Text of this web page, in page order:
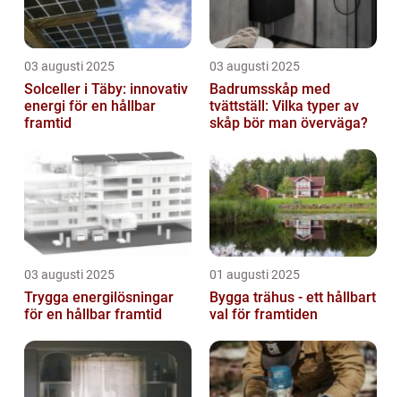
03 augusti 2025
Solceller i Täby: innovativ
energi för en hållbar
framtid
03 augusti 2025
Badrumsskåp med
tvättställ: Vilka typer av
skåp bör man överväga?
03 augusti 2025
Trygga energilösningar
för en hållbar framtid
01 augusti 2025
Bygga trähus - ett hållbart
val för framtiden